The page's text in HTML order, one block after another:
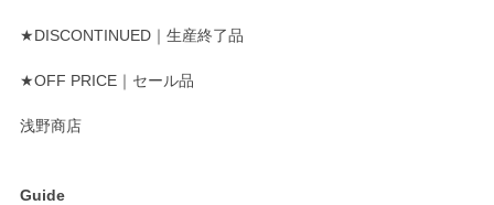
★DISCONTINUED｜生産終了品
★OFF PRICE｜セール品
浅野商店
Guide